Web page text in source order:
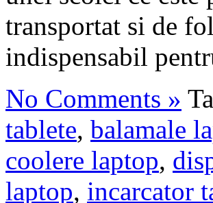
transportat si de
indispensabil
No Comments »
tablete, balamale
coolere laptop,
laptop, incarcator